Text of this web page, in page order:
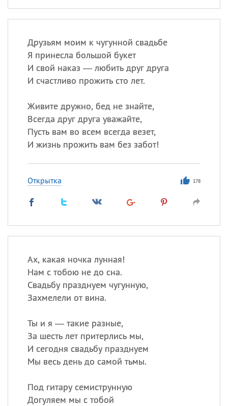
Друзьям моим к чугунной свадьбе
Я принесла большой букет
И свой наказ — любить друг друга
И счастливо прожить сто лет.
Живите дружно, бед не знайте,
Всегда друг друга уважайте,
Пусть вам во всем всегда везет,
И жизнь прожить вам без забот!
Открытка 178
Ах, какая ночка лунная!
Нам с тобою не до сна.
Свадьбу празднуем чугунную,
Захмелели от вина.
Ты и я — такие разные,
За шесть лет притерлись мы,
И сегодня свадьбу празднуем
Мы весь день до самой тьмы.
Под гитару семиструнную
Догуляем мы с тобой